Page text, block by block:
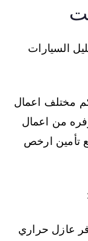
السيارات
66400552 لنؤمن لكم مختلف اعمال
من اعمال
تأمين ارخص
عازل حراري